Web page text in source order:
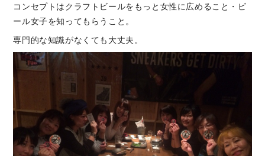
コンセプトはクラフトビールをもっと女性に広めること・ビ
ール女子を知ってもらうこと。
専門的な知識がなくても大丈夫。